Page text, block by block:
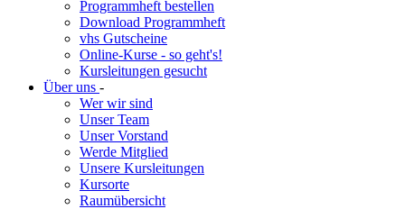
Programmheft bestellen
Download Programmheft
vhs Gutscheine
Online-Kurse - so geht's!
Kursleitungen gesucht
Über uns -
Wer wir sind
Unser Team
Unser Vorstand
Werde Mitglied
Unsere Kursleitungen
Kursorte
Raumübersicht